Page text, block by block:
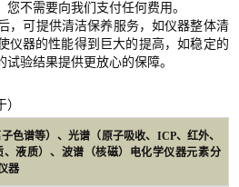
您不需要向我们支付任何费用。
，可提供清洁保养服务，如仪器整体清
仪器的性能得到巨大的提高，如稳定的
验结果提供更放心的保障。
色谱等）、光谱（原子吸收、ICP、红外、
、液质）、波谱（核磁）电化学仪器元素分
器